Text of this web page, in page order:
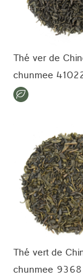
Thé ver de
chunmee
Thé vert de
chunmee 9368